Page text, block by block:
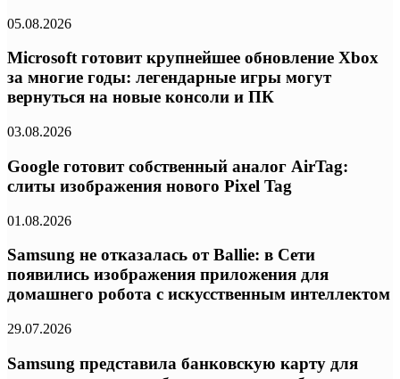
05.08.2026
Microsoft готовит крупнейшее обновление Xbox
за многие годы: легендарные игры могут
вернуться на новые консоли и ПК
03.08.2026
Google готовит собственный аналог AirTag:
слиты изображения нового Pixel Tag
01.08.2026
Samsung не отказалась от Ballie: в Сети
появились изображения приложения для
домашнего робота с искусственным интеллектом
29.07.2026
Samsung представила банковскую карту для